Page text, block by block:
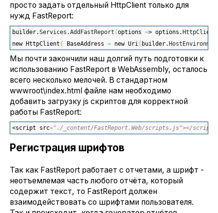
просто задать отдельный HttpClient только для
нужд FastReport:
builder.Services .AddFastReport (options => options.HttpClient
new HttpClient{ BaseAddress = new Uri ( builder.
Мы почти закончили наш долгий путь подготовки к
использованию FastReport в WebAssembly, осталось
всего несколько мелочей. В стандартном
wwwroot\index.html файле нам необходимо
добавить загрузку js скриптов для корректной
работы FastReport:
<script src="./_content/FastReport.Web/scripts.js"></script>
Регистрация шрифтов
Так как FastReport работает с отчетами, а шрифт -
неотъемлемая часть любого отчёта, который
содержит текст, то FastReport должен
взаимодействовать со шрифтами пользователя.